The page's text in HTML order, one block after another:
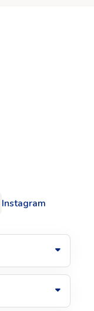
Instagram